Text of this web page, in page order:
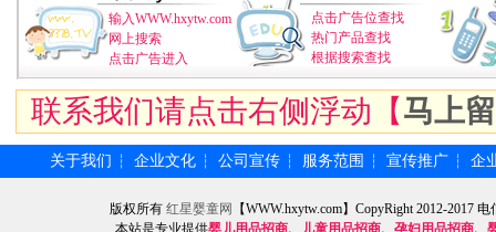
输入WWW.hxytw.com
网上搜索
点击广告进入
点击广告位查找
热门产品查找
根据搜索查找
联系我们请点击右侧浮动【马上
关于我们 ┆ 企业文化 ┆ 公司宣传 ┆ 服务范围 ┆ 宣传推广 ┆ 企
版权所有 红星婴童网
【WWW.hxytw.com】CopyRight 2012-2017
本站是专业提供婴儿用品招商、 儿童用品招商、 孕妇用品招商、